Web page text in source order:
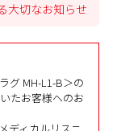
大切なお知らせ
グ MH-L1-B＞の
たお客様へのお